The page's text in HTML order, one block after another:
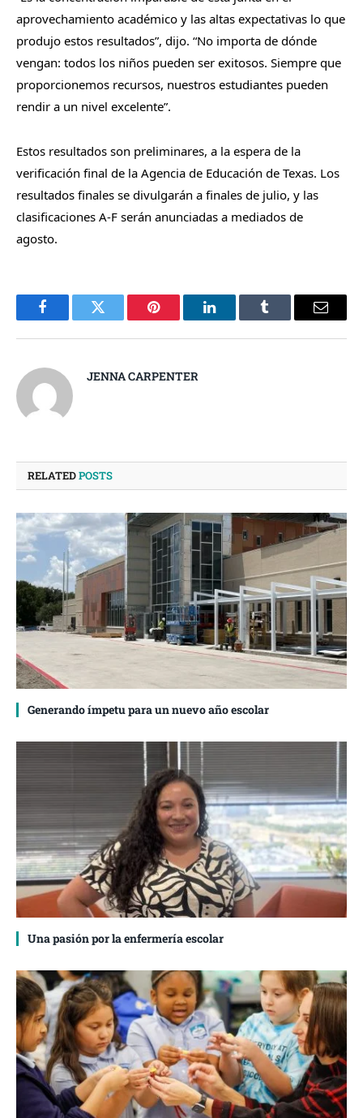
aprovechamiento académico y las altas expectativas lo que
produjo estos resultados”, dijo. “No importa de dónde
vengan: todos los niños pueden ser exitosos. Siempre que
proporcionemos recursos, nuestros estudiantes pueden
rendir a un nivel excelente”.
Estos resultados son preliminares, a la espera de la
verificación final de la Agencia de Educación de Texas. Los
resultados finales se divulgarán a finales de julio, y las
clasificaciones A-F serán anunciadas a mediados de
agosto.
FacebookTwitter Pinterest LinkedInTumblr Email
JENNA CARPENTER
RELATEDPOSTS
Generando ímpetu para un nuevo año escolar
Una pasión por la enfermería escolar